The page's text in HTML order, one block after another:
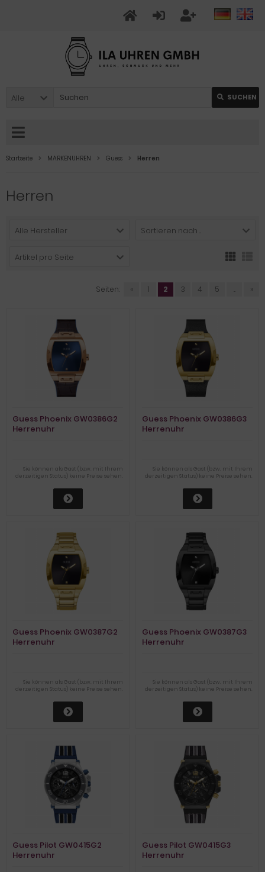
Alle SUCHEN
Startseite MARKENUHREN Guess Herren
Herren
Alle Hersteller Sortieren nach ...
Artikel pro Seite
Seiten: « 1 2 3 4 5 ... »
Guess Phoenix GW0386G2
Herrenuhr
Sie können als Gast (bzw. mit Ihrem
derzeitigen Status) keine Preise sehen.
Guess Phoenix GW0386G3
Herrenuhr
Sie können als Gast (bzw. mit Ihrem
derzeitigen Status) keine Preise sehen.
Guess Phoenix GW0387G2
Herrenuhr
Sie können als Gast (bzw. mit Ihrem
derzeitigen Status) keine Preise sehen.
Guess Phoenix GW0387G3
Herrenuhr
Sie können als Gast (bzw. mit Ihrem
derzeitigen Status) keine Preise sehen.
Guess Pilot GW0415G2
Herrenuhr
Guess Pilot GW0415G3
Herrenuhr